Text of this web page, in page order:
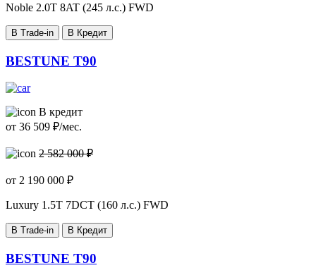
Noble 2.0T 8AT (245 л.с.) FWD
В Trade-in В Кредит
BESTUNE T90
В кредит
от 36 509 ₽/мес.
2 582 000 ₽
от 2 190 000 ₽
Luxury 1.5T 7DCT (160 л.с.) FWD
В Trade-in В Кредит
BESTUNE T90